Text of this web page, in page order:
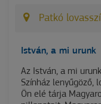
Patkó
István, a mi urunk
Az István, a mi
Színház lenyűgöző,
Ön elé tárja